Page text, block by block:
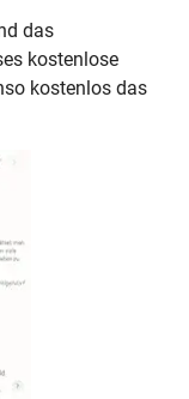
das
kostenlose
kostenlos das